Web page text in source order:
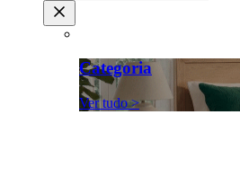
Categoria
Ver tudo >